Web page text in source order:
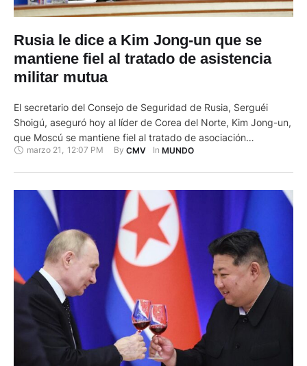
Rusia le dice a Kim Jong-un que se
mantiene fiel al tratado de asistencia
militar mutua
El secretario del Consejo de Seguridad de Rusia, Serguéi
Shoigú, aseguró hoy al líder de Corea del Norte, Kim Jong-un,
que Moscú se mantiene fiel al tratado de asociación
estratégica firmado por ambos países y que incluye una
marzo 21 , 12:07 PM By CMV In MUNDO